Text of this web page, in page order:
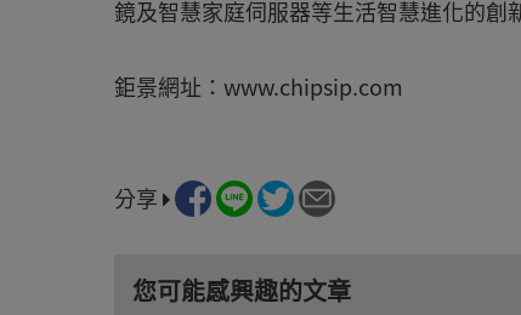
鏡及智慧家庭伺服器等生活智慧進化的創
鉅景網址：www.chipsip.com
分享
您可能感興趣的文章